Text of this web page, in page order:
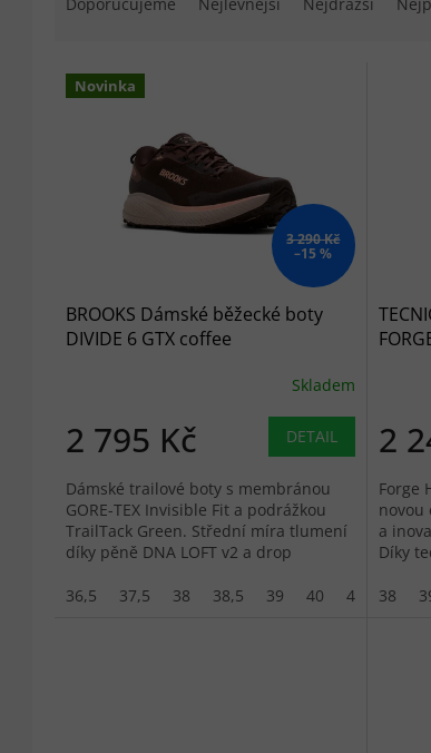
Výpis produktů
Novinka
3 290 Kč
–15 %
BROOKS Dámské běžecké boty
DIVIDE 6 GTX coffee
Skladem
2 795 Kč DETAIL
Dámské trailové boty s membránou
GORE-TEX Invisible Fit a podrážkou
TrailTack Green. Střední míra tlumení
díky pěně DNA LOFT v2 a drop
36,5
37,5 38 38,5 39 40 42
2
Forge
novou
a
Díky
38